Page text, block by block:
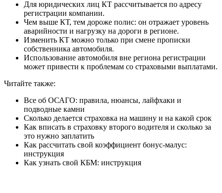
Для юридических лиц КТ рассчитывается по адресу
регистрации компании.
Чем выше КТ, тем дороже полис: он отражает уровень
аварийности и нагрузку на дороги в регионе.
Изменить КТ можно только при смене прописки
собственника автомобиля.
Использование автомобиля вне региона регистрации
может привести к проблемам со страховыми выплатами.
Читайте также:
Все об ОСАГО: правила, нюансы, лайфхаки и
подводные камни
Сколько делается страховка на машину и на какой срок
Как вписать в страховку второго водителя и сколько за
это нужно заплатить
Как рассчитать свой коэффициент бонус-малус:
инструкция
Как узнать свой КБМ: инструкция